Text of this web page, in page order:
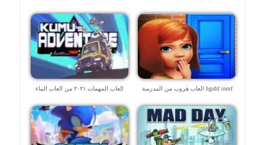
hguhf inmf العاب هروب من المدرسة العاب المهمات ٢٠٢١ من العاب البناء